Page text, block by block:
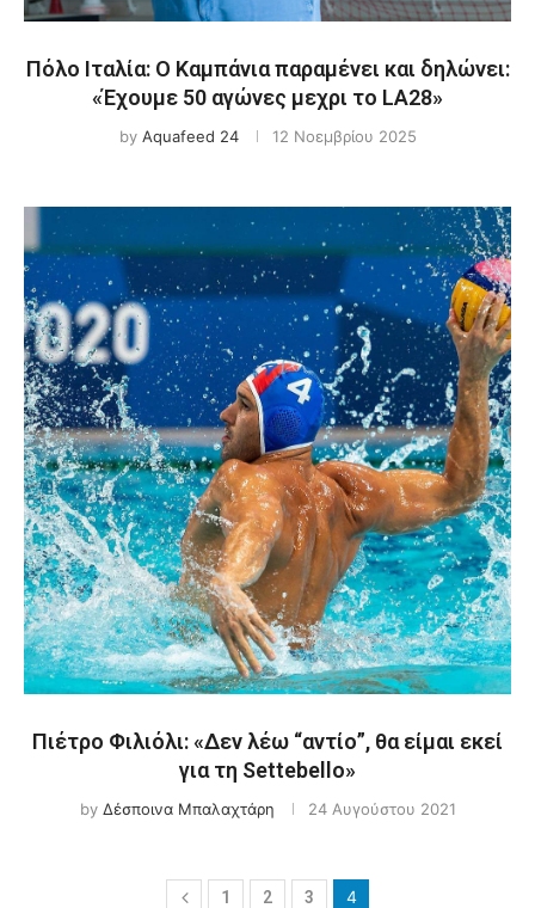
Πόλο Ιταλία: Ο Καμπάνια παραμένει και δηλώνει:
«Έχουμε 50 αγώνες μεχρι το LA28»
by Aquafeed 24 12 Νοεμβρίου 2025
Πιέτρο Φιλιόλι: «Δεν λέω “αντίο”, θα είμαι εκεί
για τη Settebello»
by Δέσποινα Μπαλαχτάρη 24 Αυγούστου 2021
1 2 3 4